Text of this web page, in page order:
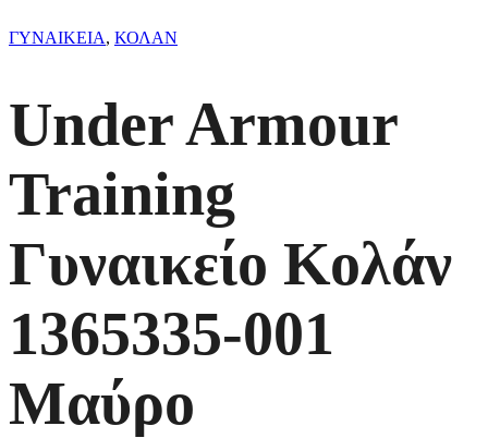
ΓΥΝΑΙΚΕΙΑ, ΚΟΛΑΝ
Under Armour
Training
Γυναικείο Κολάν
1365335-001
Μαύρο